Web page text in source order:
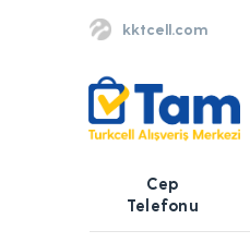
kktcell.com
Cep
Telefonu